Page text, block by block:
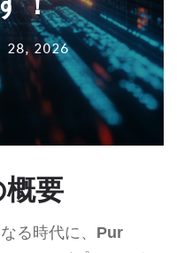
28, 2026
要
る時代に、 Pur